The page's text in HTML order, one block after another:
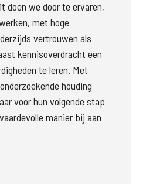
doen we door te ervaren,
met hoge
vertrouwen als
kennisoverdracht een
te leren. Met
houding
voor hun volgende stap
manier bij aan